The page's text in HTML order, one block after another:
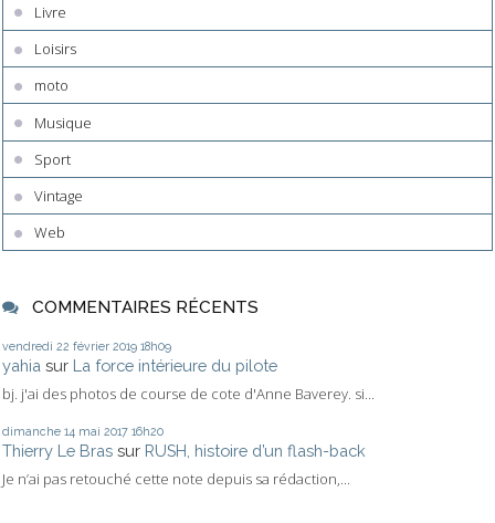
Livre
Loisirs
moto
Musique
Sport
Vintage
Web
COMMENTAIRES RÉCENTS
vendredi 22 février 2019 18h09
yahia sur La force intérieure du pilote
bj. j'ai des photos de course de cote d'Anne Baverey. si...
dimanche 14 mai 2017 16h20
Thierry Le Bras sur RUSH, histoire d’un flash-back
Je n’ai pas retouché cette note depuis sa rédaction,...